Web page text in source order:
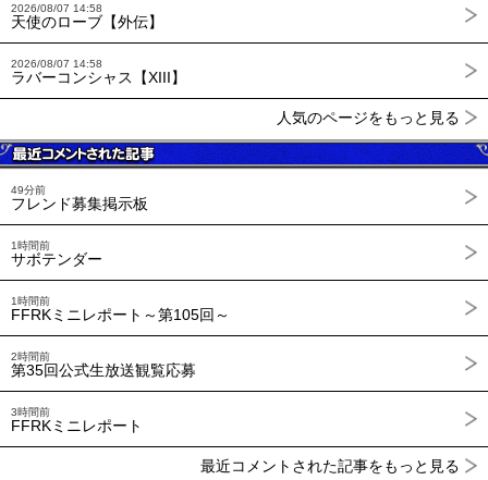
2026/08/07 14:58
天使のローブ【外伝】
2026/08/07 14:58
ラバーコンシャス【XIII】
人気のページをもっと見る
49分前
フレンド募集掲示板
1時間前
サボテンダー
1時間前
FFRKミニレポート～第105回～
2時間前
第35回公式生放送観覧応募
3時間前
FFRKミニレポート
最近コメントされた記事をもっと見る